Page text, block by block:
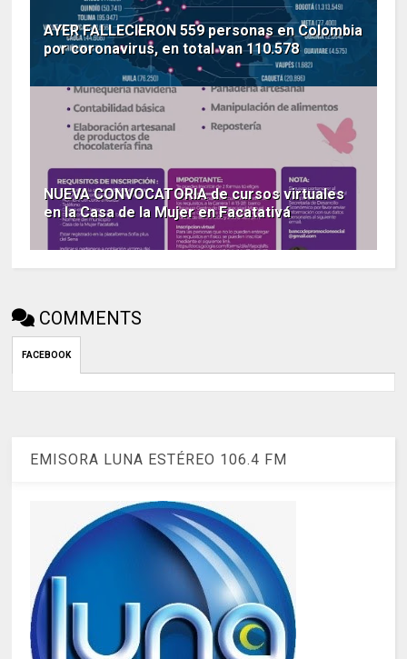
AYER FALLECIERON 559 personas en Colombia
por coronavirus, en total van 110.578
NUEVA CONVOCATORIA de cursos virtuales
en la Casa de la Mujer en Facatativá
COMMENTS
FACEBOOK
EMISORA LUNA ESTÉREO 106.4 FM